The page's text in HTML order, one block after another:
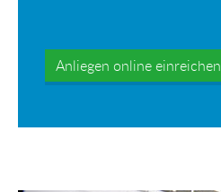
Anliegen online einreichen